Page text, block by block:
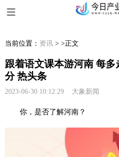
当前位置： 资讯 > >正文
跟着语文课本游河南 每
分 热头条
2023-06-30 10:12:29 大象新闻
你，是否了解河南？